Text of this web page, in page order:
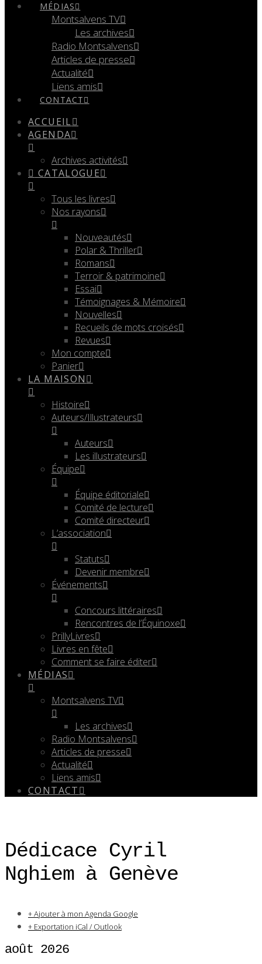
MÉDIAS
Montsalvens TV
Les archives
Radio Montsalvens
Articles de presse
Actualité
Liens amis
CONTACT
ACCUEIL
AGENDA
Archives activités
CATALOGUE
Tous les livres
Nos rayons
Nouveautés
Polar & Thriller
Romans
Terroir & patrimoine
Essai
Témoignages & Mémoire
Nouvelles
Recueils de mots croisés
Revues
Mon compte
Panier
LA MAISON
Histoire
Auteurs/Illustrateurs
Auteurs
Les illustrateurs
Équipe
Équipe éditoriale
Comité de lecture
Comité directeur
L’association
Statuts
Devenir membre
Événements
Concours littéraires
Rencontres de l’Équinoxe
PrillyLivres
Livres en fête
Comment se faire éditer
MÉDIAS
Montsalvens TV
Les archives
Radio Montsalvens
Articles de presse
Actualité
Liens amis
CONTACT
Dédicace Cyril
Nghiem à Genève
+ Ajouter à mon Agenda Google
+ Exportation iCal / Outlook
août 2026